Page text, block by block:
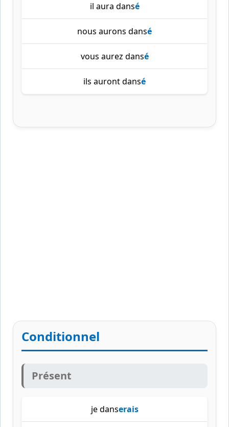
il aura dansé
nous aurons dansé
vous aurez dansé
ils auront dansé
Conditionnel
Présent
je danserais